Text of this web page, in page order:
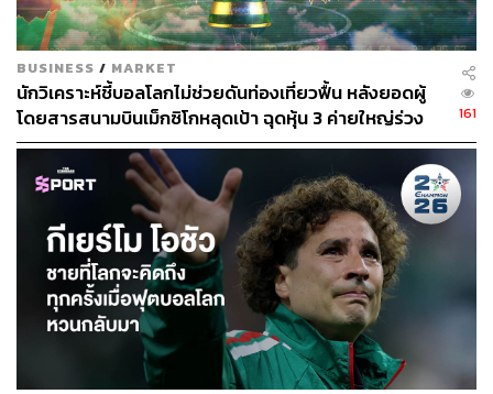
BUSINESS / MARKET
นักวิเคราะห์ชี้บอลโลกไม่ช่วยดันท่องเที่ยวฟื้น หลังยอดผู้
โดยสารสนามบินเม็กซิโกหลุดเป้า ฉุดหุ้น 3 ค่ายใหญ่ร่วง
161